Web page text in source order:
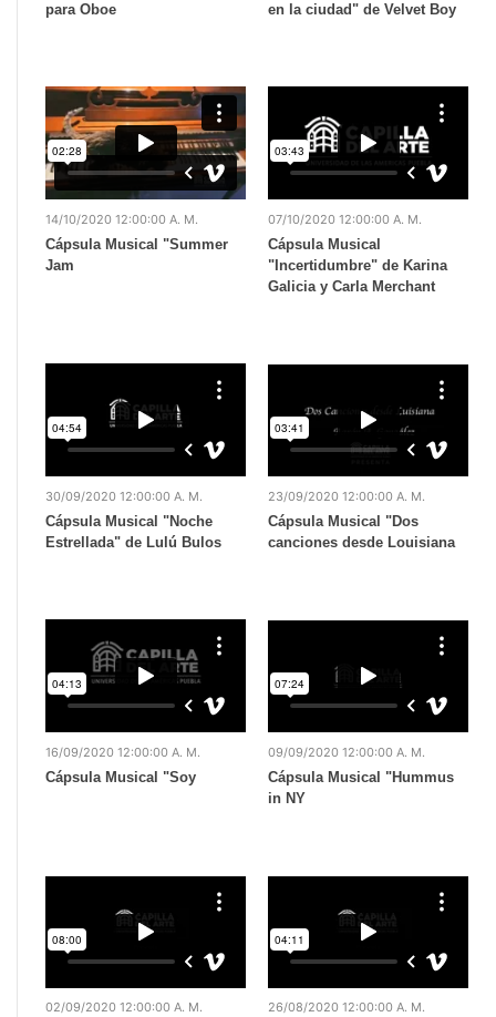
para Oboe en la ciudad" de Velvet Boy
14/10/2020 12:00:00 A. M.
Cápsula Musical "Summer
Jam
07/10/2020 12:00:00 A. M.
Cápsula Musical
"Incertidumbre" de Karina
Galicia y Carla Merchant
30/09/2020 12:00:00 A. M.
Cápsula Musical "Noche
Estrellada" de Lulú Bulos
23/09/2020 12:00:00 A. M.
Cápsula Musical "Dos
canciones desde Louisiana
16/09/2020 12:00:00 A. M.
Cápsula Musical "Soy
09/09/2020 12:00:00 A. M.
Cápsula Musical "Hummus
in NY
02/09/2020 12:00:00 A. M. 26/08/2020 12:00:00 A. M.